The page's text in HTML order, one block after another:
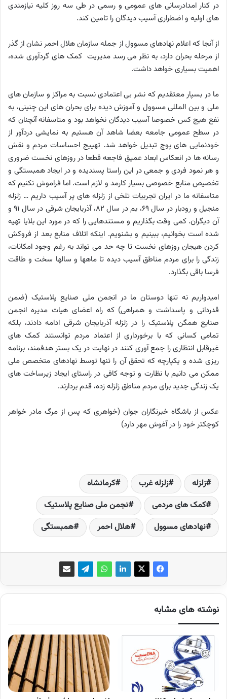
در کنار امدادرسانی های عمومی و رسمی در طی سه روز کلیه نیازمندی
های اولیه و اضطراری آسیب دیدگان را تامین کند.
از آنجا که اعلام نهادهای مسوول از جمله سازمان هلال احمر نشان از گذر
از مرحله بحران دارد، به نظر می رسد مدیریت کمک های گردآوری شده،
اهمیت بسیاری خواهد داشت.
ما در بسپار معتقدیم که نشر بی اعتمادی نسبت به مراکز و سازمان های
ملی و بین المللی مسوول و آموزش دیده برای بحران های این چنینی، به
نفع هیچ کس خصوصا آسیب دیدگان نخواهد بود و متاسفانه آنچنان که
در سطح عمومی جامعه بعضا شاهد آن هستیم به نمایشی دردآور از
خودنمایی های پوچ تبدیل خواهد شد. تهییج احساسات مردم و نقش
رسانه ها در انعکاس ابعاد عمیق فاجعه قطعا در روزهای نخست ضروری
و هر نمود فردی و جمعی در این راستا پسندیده و در ایجاد همبستگی و
تخصیص منابع خصوصی بسیار کارمد و لازم است. اما فراموش نکنیم که
متاسفانه ما در ایران تجربیات تلخی از زلزله های پر آسیب داریم … زلزله
منجیل و رودبار در سال 69، بم در سال 82، آذربایجان شرقی در سال 91 و
آن دیگران. کمی وقت بگذاریم و مستندهایی را که در مورد این بلایا تهیه
شده است بخوانیم، ببینیم و بشنویم. اینکه اتلاف منابع بعد از فروکش
کردن هیجان روزهای نخست تا چه حد می تواند به رغم وجود امکانات،
زندگی را برای مردم مناطق آسیب دیده تا ماهها و سالها سخت و طاقت
فرسا باقی بگذارد.
امیدواریم نه تنها دوستان ما در انجمن ملی صنایع پلاستیک (ضمن
قدردانی و پاسداشت و همراهی) که راه اعضای هیات مدیره انجمن
صنایع همگن پلاستیک را در زلزله آذربایجان شرقی ادامه دادند، بلکه
تمامی کسانی که با برخورداری از اعتماد مردم توانستند کمک های
غیرقابل انتظاری را جمع آوری کنند در نهایت در یک بستر هدفمند، برنامه
ریزی شده و یکپارچه که تحقق آن را تنها توسط نهادهای متخصص ملی
ممکن می دانیم با نظارت و توجه کافی در راستای ایجاد زیرساخت های
یک زندگی جدید برای مردم مناطق زلزله زده، قدم بردارند.
عکس از باشگاه خبرنگاران جوان (خواهری که پس از مرگ مادر خواهر
کوچکتر خود را در آغوش مهر دارد)
زلزله زلزله غرب
کرمانشاه
کمک های مردمی
نجمن ملی صنایع پلاستیک
نهادهای مسوول
هلال احمر همبستگی
نوشته های مشابه